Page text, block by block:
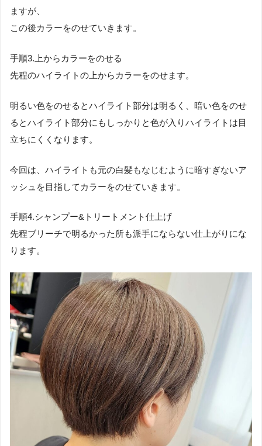
ますが、
この後カラーをのせていきます。
手順3.上からカラーをのせる
先程のハイライトの上からカラーをのせます。
明るい色をのせるとハイライト部分は明るく、暗い色をのせ
るとハイライト部分にもしっかりと色が入りハイライトは目
立ちにくくなります。
今回は、ハイライトも元の白髪もなじむように暗すぎないア
ッシュを目指してカラーをのせていきます。
手順4.シャンプー&トリートメント仕上げ
先程ブリーチで明るかった所も派手にならない仕上がりにな
ります。